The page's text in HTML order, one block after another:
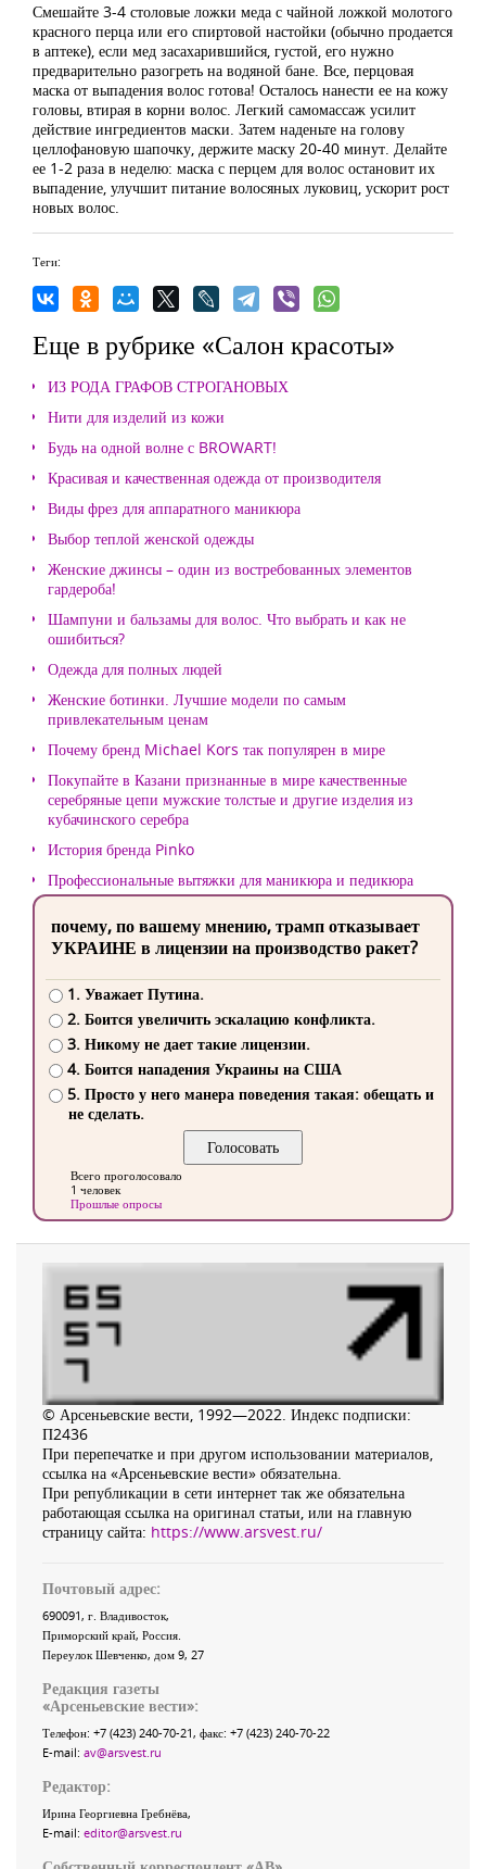
Смешайте 3-4 столовые ложки меда с чайной ложкой молотого
красного перца или его спиртовой настойки (обычно продается
в аптеке), если мед засахарившийся, густой, его нужно
предварительно разогреть на водяной бане. Все, перцовая
маска от выпадения волос готова! Осталось нанести ее на кожу
головы, втирая в корни волос. Легкий самомассаж усилит
действие ингредиентов маски. Затем наденьте на голову
целлофановую шапочку, держите маску 20-40 минут. Делайте
ее 1-2 раза в неделю: маска с перцем для волос остановит их
выпадение, улучшит питание волосяных луковиц, ускорит рост
новых волос.
Теги:
Еще в рубрике «Салон красоты»
ИЗ РОДА ГРАФОВ СТРОГАНОВЫХ
Нити для изделий из кожи
Будь на одной волне с BROWART!
Красивая и качественная одежда от производителя
Виды фрез для аппаратного маникюра
Выбор теплой женской одежды
Женские джинсы – один из востребованных элементов
гардероба!
Шампуни и бальзамы для волос. Что выбрать и как не
ошибиться?
Одежда для полных людей
Женские ботинки. Лучшие модели по самым
привлекательным ценам
Почему бренд Michael Kors так популярен в мире
Покупайте в Казани признанные в мире качественные
серебряные цепи мужские толстые и другие изделия из
кубачинского серебра
История бренда Pinko
Профессиональные вытяжки для маникюра и педикюра
почему, по вашему мнению, трамп отказывает
УКРАИНЕ в лицензии на производство ракет?
1. Уважает Путина.
2. Боится увеличить эскалацию конфликта.
3. Никому не дает такие лицензии.
4. Боится нападения Украины на США
5. Просто у него манера поведения такая: обещать и
не сделать.
Всего проголосовало
1 человек
Прошлые опросы
© Арсеньевские вести, 1992—2022. Индекс подписки:
П2436
При перепечатке и при другом использовании материалов,
ссылка на «Арсеньевские вести» обязательна.
При републикации в сети интернет так же обязательна
работающая ссылка на оригинал статьи, или на главную
страницу сайта: https://www.arsvest.ru/
Почтовый адрес:
690091, г. Владивосток,
Приморский край, Россия
Переулок Шевченко, дом 9, 27
Редакция газеты
«Арсеньевские вести»:
Телефон: +7 (423) 240-70-21, факс: +7 (423) 240-70-22
E-mail: av@arsvest.ru
Редактор:
Ирина Георгиевна Гребнёва,
E-mail: editor@arsvest.ru